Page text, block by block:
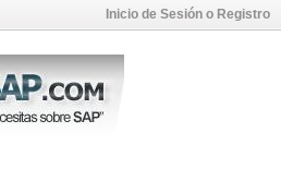
Inicio de Sesión o Registro